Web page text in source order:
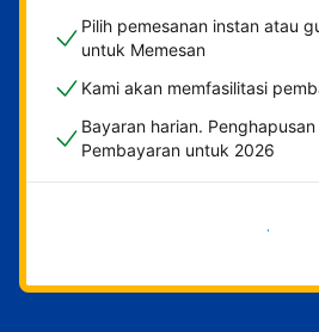
Pilih pemesanan instan atau
untuk Memesan
Kami akan memfasilitasi
Bayaran harian.
Pembayaran untuk 2026
Mulai sekarang